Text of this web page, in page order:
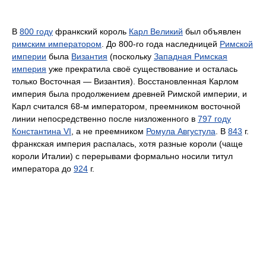
В 800 году франкский король Карл Великий был объявлен
римским императором . До 800-го года наследницей Римской
империи была Византия (поскольку Западная Римская
империя уже прекратила своё существование и осталась
только Восточная — Византия). Восстановленная Карлом
империя была продолжением древней Римской империи, и
Карл считался 68-м императором, преемником восточной
линии непосредственно после низложенного в 797 году
Константина VI , а не преемником Ромула Августула . В 843 г.
франкская империя распалась, хотя разные короли (чаще
короли Италии) с перерывами формально носили титул
императора до 924 г.